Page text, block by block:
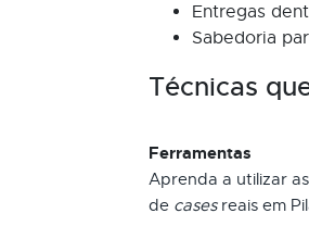
Entregas
Sabedoria
Técnicas
Ferramentas
Aprenda a utilizar
de casesreais em